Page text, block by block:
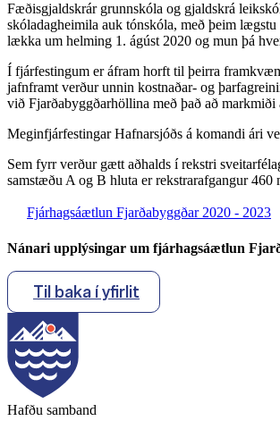
Fæðisgjaldskrár grunnskóla og gjaldskrá
skóladagheimila auk tónskóla, með þeim
lækka um helming 1. ágúst 2020 og mun þá
Í fjárfestingum er áfram horft til þeirra
jafnframt verður unnin kostnaðar- og
við Fjarðabyggðarhöllina með það að
Meginfjárfestingar Hafnarsjóðs á komandi ári
Sem fyrr verður gætt aðhalds í rekstri
samstæðu A og B hluta er rekstrarafgangur
Fjárhagsáætlun Fjarðabyggðar 2020 - 2023
Nánari upplýsingar um fjárhagsáætlun
Til baka í yfirlit
Hafðu samband